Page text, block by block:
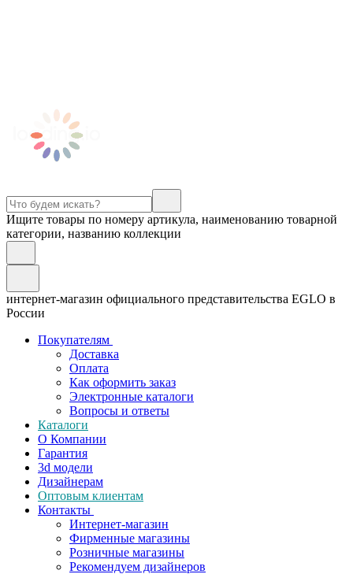
Ищите товары по номеру артикула, наименованию товарной
категории, названию коллекции
интернет-магазин официального представительства EGLO в
России
Покупателям
Доставка
Оплата
Как оформить заказ
Электронные каталоги
Вопросы и ответы
Каталоги
О Компании
Гарантия
3d модели
Дизайнерам
Оптовым клиентам
Контакты
Интернет-магазин
Фирменные магазины
Розничные магазины
Рекомендуем дизайнеров